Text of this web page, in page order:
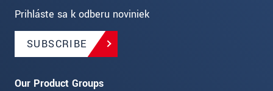
Prihláste sa k odberu noviniek
SUBSCRIBE
Our Product Groups